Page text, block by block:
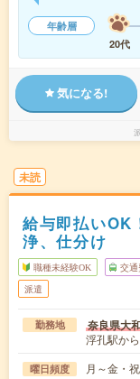
年齢層
20代
気になる!
未読
給与即払いOK
浄、仕分け
職種未経験OK 交通
派遣
勤務地 奈良県大
浮孔駅か
曜日頻度 月～金・祝